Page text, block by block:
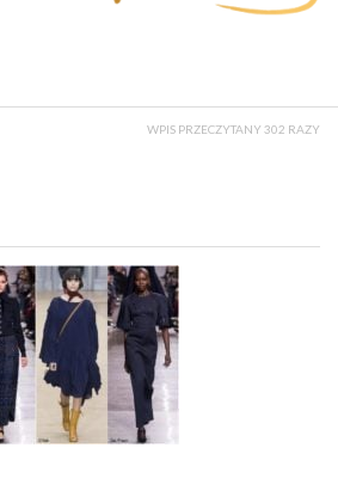
WPIS PRZECZYTANY 302 RAZY